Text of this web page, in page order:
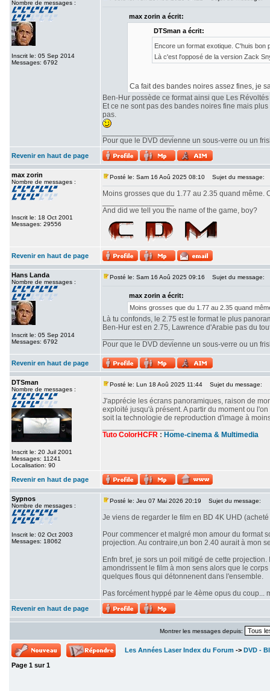
Nombre de messages :
Inscrit le: 05 Sep 2014
Messages: 6792
max zorin a écrit:
DTSman a écrit:
Encore un format exotique. C'huis
Là c'est l'opposé de la version Zack
Ca fait des bandes noires assez fines, je
Ben-Hur possède ce format ainsi que Les
Et ce ne sont pas des bandes noires fine mais
pas.
Pour que le DVD devienne un sous-verre ou un
Revenir en haut de page
max zorin
Nombre de messages :
Inscrit le: 18 Oct 2001
Messages: 29556
Posté le: Sam 16 Aoû 2025 08:10 Sujet du message:
Moins grosses que du 1.77 au 2.35 quand même.
And did we tell you the name of the game, boy?
Revenir en haut de page
Hans Landa
Nombre de messages :
Inscrit le: 05 Sep 2014
Messages: 6792
Posté le: Sam 16 Aoû 2025 09:16 Sujet du message:
max zorin a écrit:
Moins grosses que du 1.77 au 2.35 quand
Là tu confonds, le 2.75 est le format le plus
Ben-Hur est en 2.75, Lawrence d'Arabie pas du
Pour que le DVD devienne un sous-verre ou un
Revenir en haut de page
DTSman
Nombre de messages :
Inscrit le: 20 Juil 2001
Messages: 11241
Localisation: 90
Posté le: Lun 18 Aoû 2025 11:44 Sujet du message:
J'apprécie les écrans panoramiques, raison de
exploité jusqu'à présent. A partir du moment ou
soit la technologie de reproduction d'image à
Tuto ColorHCFR : Home-cinema & Multimedia
Revenir en haut de page
Sypnos
Nombre de messages :
Inscrit le: 02 Oct 2003
Messages: 18062
Posté le: Jeu 07 Mai 2026 20:19 Sujet du message:
Je viens de regarder le film en BD 4K UHD
Pour commencer et malgré mon amour du format
projection. Au contraire,un bon 2.40 aurait à mon
Enfn bref, je sors un poil mitigé de cette
amondrissent le film à mon sens alors que le
quelques flous qui détonnenent dans l'ensemble.
Pas forcément hyppé par le 4ème opus du
Revenir en haut de page
Montrer les messages depuis:
Les Années Laser Index du Forum -> DVD -
Page 1 sur1